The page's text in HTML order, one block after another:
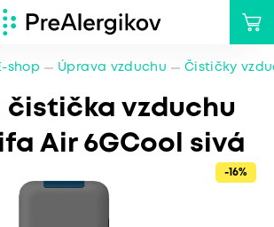
shop Úprava vzduchu Čističky
čistička vzduchu
Air 6GCool sivá
-16%